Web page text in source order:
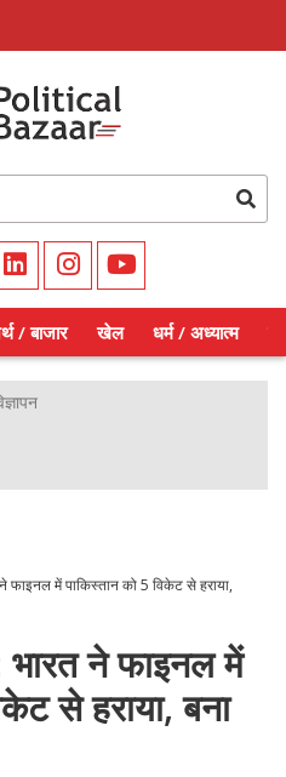
/ बाजार खेल धर्म / अध्यात्म
फाइनल में पाकिस्तान को 5 विकेट से हराया,
ने फाइनल में
से हराया, बना